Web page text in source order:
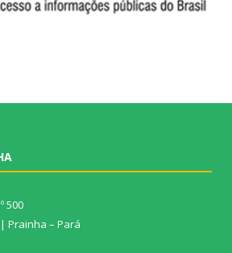
500
Prainha – Pará